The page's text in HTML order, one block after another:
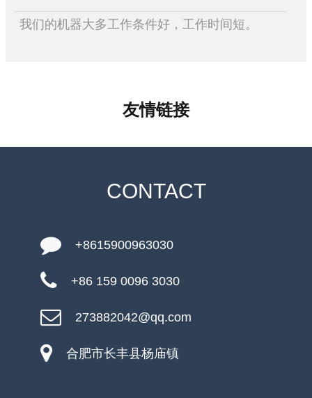
我们的机器大多工作条件好，工作时间短。
友情链接
CONTACT
+8615900963030
+86 159 0096 3030
273882042@qq.com
合肥市长丰县杨庙镇